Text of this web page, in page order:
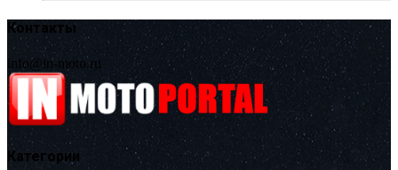
Контакты
info@in-moto.ru
Категории